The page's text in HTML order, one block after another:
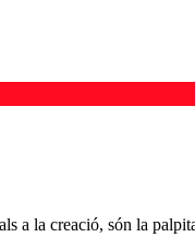
a la creació, són la